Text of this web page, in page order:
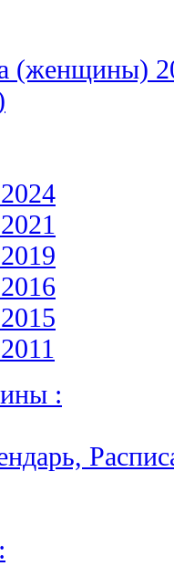
(женщины)
: